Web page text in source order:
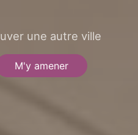
une autre ville
M'y amener